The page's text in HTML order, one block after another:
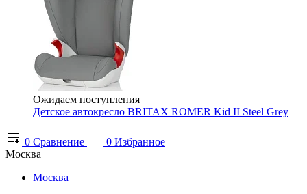
Ожидаем поступления
Детское автокресло BRITAX ROMER Kid II Steel Grey
0 Сравнение 0 Избранное
Москва
Москва